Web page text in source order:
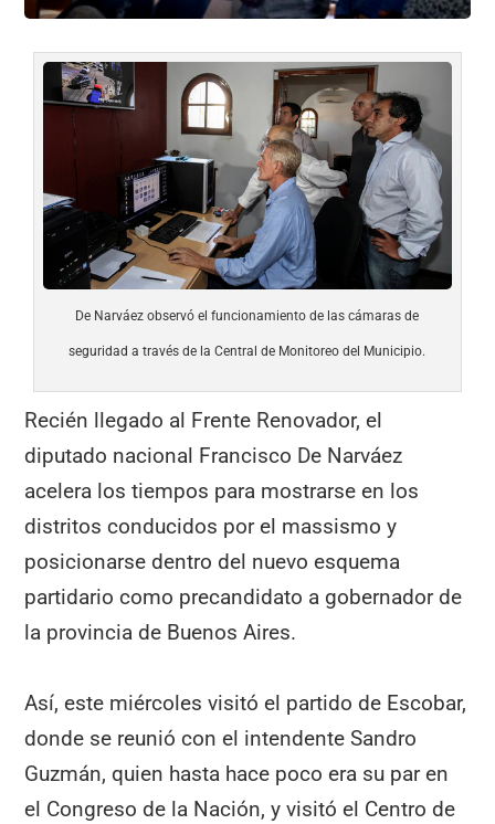
De Narváez observó el funcionamiento de las cámaras de
seguridad a través de la Central de Monitoreo del Municipio.
Recién llegado al Frente Renovador, el
diputado nacional Francisco De Narváez
acelera los tiempos para mostrarse en los
distritos conducidos por el massismo y
posicionarse dentro del nuevo esquema
partidario como precandidato a gobernador de
la provincia de Buenos Aires.
Así, este miércoles visitó el partido de Escobar,
donde se reunió con el intendente Sandro
Guzmán, quien hasta hace poco era su par en
el Congreso de la Nación, y visitó el Centro de